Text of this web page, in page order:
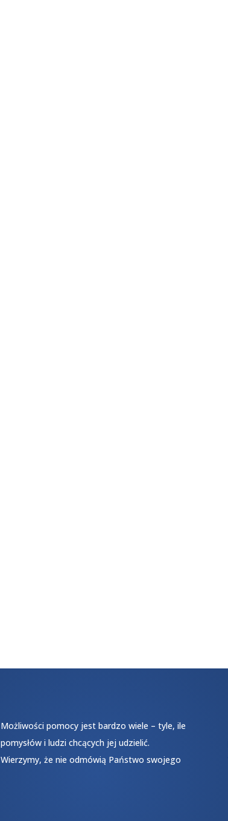
Możliwości pomocy jest bardzo wiele – tyle, ile
pomysłów i ludzi chcących jej udzielić.
Wierzymy, że nie odmówią Państwo swojego